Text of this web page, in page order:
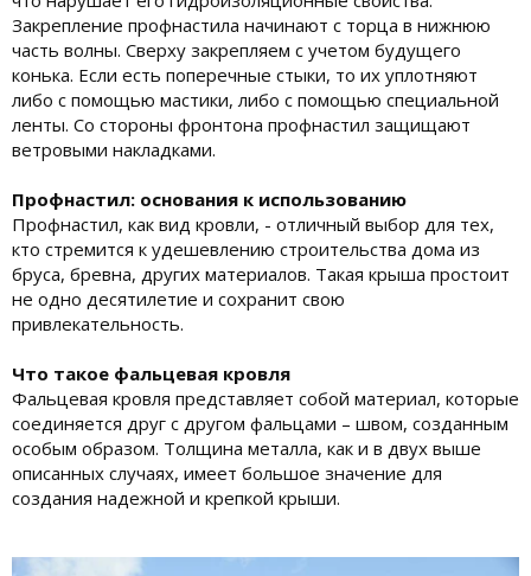
Закрепление профнастила начинают с торца в нижнюю
часть волны. Сверху закрепляем с учетом будущего
конька. Если есть поперечные стыки, то их уплотняют
либо с помощью мастики, либо с помощью специальной
ленты. Со стороны фронтона профнастил защищают
ветровыми накладками.
Профнастил: основания к использованию
Профнастил, как вид кровли, - отличный выбор для тех,
кто стремится к удешевлению строительства дома из
бруса, бревна, других материалов. Такая крыша простоит
не одно десятилетие и сохранит свою
привлекательность.
Что такое фальцевая кровля
Фальцевая кровля представляет собой материал, которые
соединяется друг с другом фальцами – швом, созданным
особым образом. Толщина металла, как и в двух выше
описанных случаях, имеет большое значение для
создания надежной и крепкой крыши.